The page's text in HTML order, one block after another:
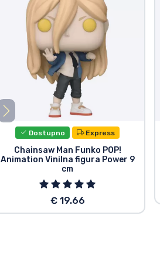
Dostupno Express
Chainsaw Man Funko POP!
Animation Vinilna figura Power 9
cm
€ 19.66